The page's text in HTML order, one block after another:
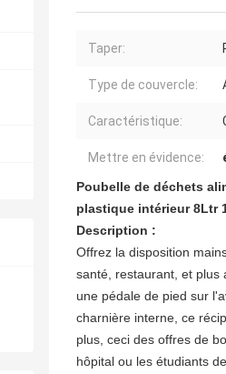
Taper:
Type de couvercle:
Caractéristique:
Mettre en évidence:
Poubelle de déchets
plastique intérieur 8Ltr
Description :
Offrez la disposition
santé, restaurant, et plus
une pédale de pied sur
charnière interne, ce
plus, ceci des offres de
hôpital ou les étudiants